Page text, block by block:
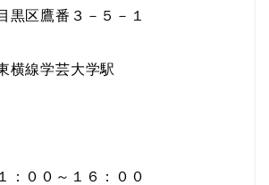
黒区鷹番３－５－１
横線学芸大学駅
：００～１６：００